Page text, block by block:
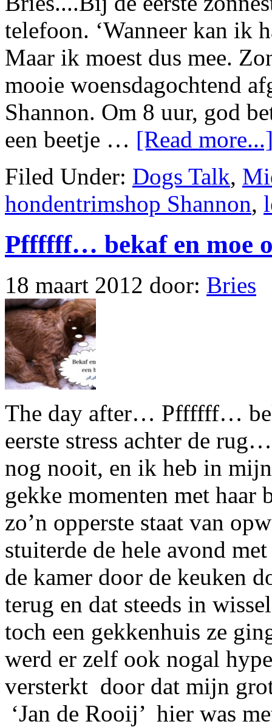
telefoon. ‘Wanneer kan ik
Maar ik moest dus mee.
mooie woensdagochtend
Shannon. Om 8 uur, god
een beetje … [Read
Filed Under: Dogs Talk,
hondentrimshop Shannon,
Pffffff… bekaf en moe
18 maart 2012 door: Bries
The day after… Pffffff…
eerste stress achter de
nog nooit, en ik heb in
gekke momenten met
zo’n opperste staat van
stuiterde de hele avond
de kamer door de keuken
terug en dat steeds in
toch een gekkenhuis ze
werd er zelf ook nogal
versterkt door dat mijn
‘Jan de Rooij’ hier was